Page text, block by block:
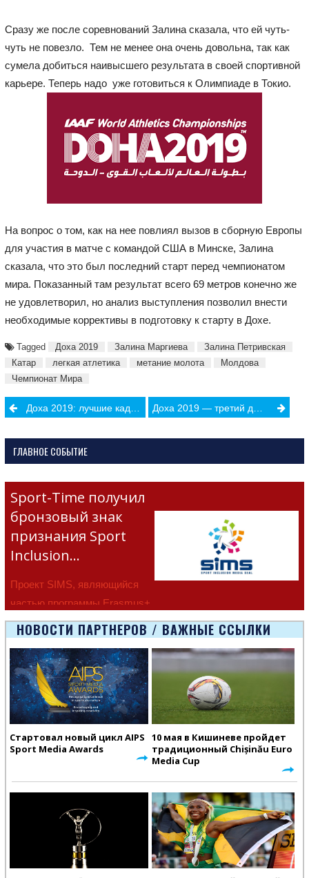
Сразу же после соревнований Залина сказала, что ей чуть-
чуть не повезло. Тем не менее она очень довольна, так как
сумела добиться наивысшего результата в своей спортивной
карьере. Теперь надо уже готовиться к Олимпиаде в Токио.
На вопрос о том, как на нее повлиял вызов в сборную Европы
для участия в матче с командой США в Минске, Залина
сказала, что это был последний старт перед чемпионатом
мира. Показанный там результат всего 69 метров конечно же
не удовлетворил, но анализ выступления позволил внести
необходимые коррективы в подготовку к старту в Дохе.
Tagged Доха 2019 Залина Маргиева
Залина Петривская
Катар
легкая атлетика метание молота
Молдова
Чемпионат Мира
PostДоха 2019: лучшие кадры второго дня соревнований Доха 2019 — третий день соревнований
ГЛАВНОЕ СОБЫТИЕ
Sport-Time получил
бронзовый знак
признания Sport
Inclusion…
Проект SIMS, являющийся
частью программы Erasmus+
Европейско
НОВОСТИ ПАРТНЕРОВ / ВАЖНЫЕ ССЫЛКИ
Стартовал новый цикл AIPS
Sport Media Awards
10 мая в Кишиневе пройдет
традиционный Chișinău Euro
Media Cup